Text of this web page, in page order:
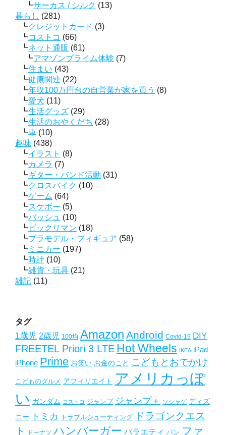
サーカス / シルク (13)
暮らし (281)
クレジットカード (3)
コストコ (66)
ネット通販 (61)
アマゾンプライム体験 (7)
住まい (43)
健康関連 (22)
年収100万円台の自営業が家を買う (8)
愛犬 (11)
生活グッズ (29)
生活のおやくだち (28)
車 (10)
趣味 (438)
イラスト (8)
カメラ (7)
ギター・バンド活動 (31)
クロスバイク (10)
ゲーム (64)
スケボー (5)
バッシュ (10)
ビックリマン (18)
プラモデル・フィギュア (58)
ミニカー (197)
時計 (10)
雑貨・玩具 (21)
雑記 (11)
タグ
1歳児 2歳児 100均 Amazon Android Covid-19 DIY
FREETEL Priori 3 LTE Hot Wheels IKEA iPad
iPhone Prime お笑い お金のこと こどもとおでかけ
こどものグルメ アフィリエイト
アメリカっぽ
い ガンダム コストコ ジャンプ ジャンプ＋ ソシャゲ ディズ
ニー
トミカ トラブルシューティング
ドラゴンクエス
ト
ドーナツ ハンバーガー バラエティ パン ファ